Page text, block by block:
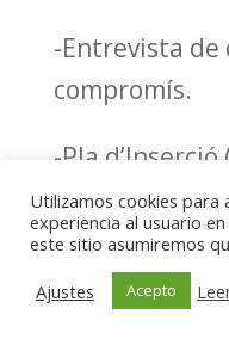
-Entrevista de
compromís.
-Pla
-Contractes
Utilizamos cookies
experiencia al usuario
este sitio asumiremos
Ajustes
Acepto